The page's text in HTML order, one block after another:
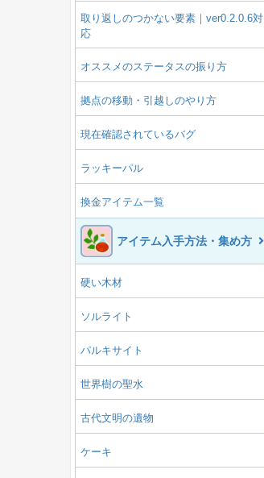
取り返しのつかない要素｜ver0.2.0.6対
応
オススメのステータスの振り方
拠点の移動・引越しのやり方
現在確認されているバグ
ラッキーパル
換金アイテム一覧
アイテム入手方法・集め方
硬い木材
ソルライト
パルキサイト
世界樹の聖水
古代文明の遺物
ケーキ